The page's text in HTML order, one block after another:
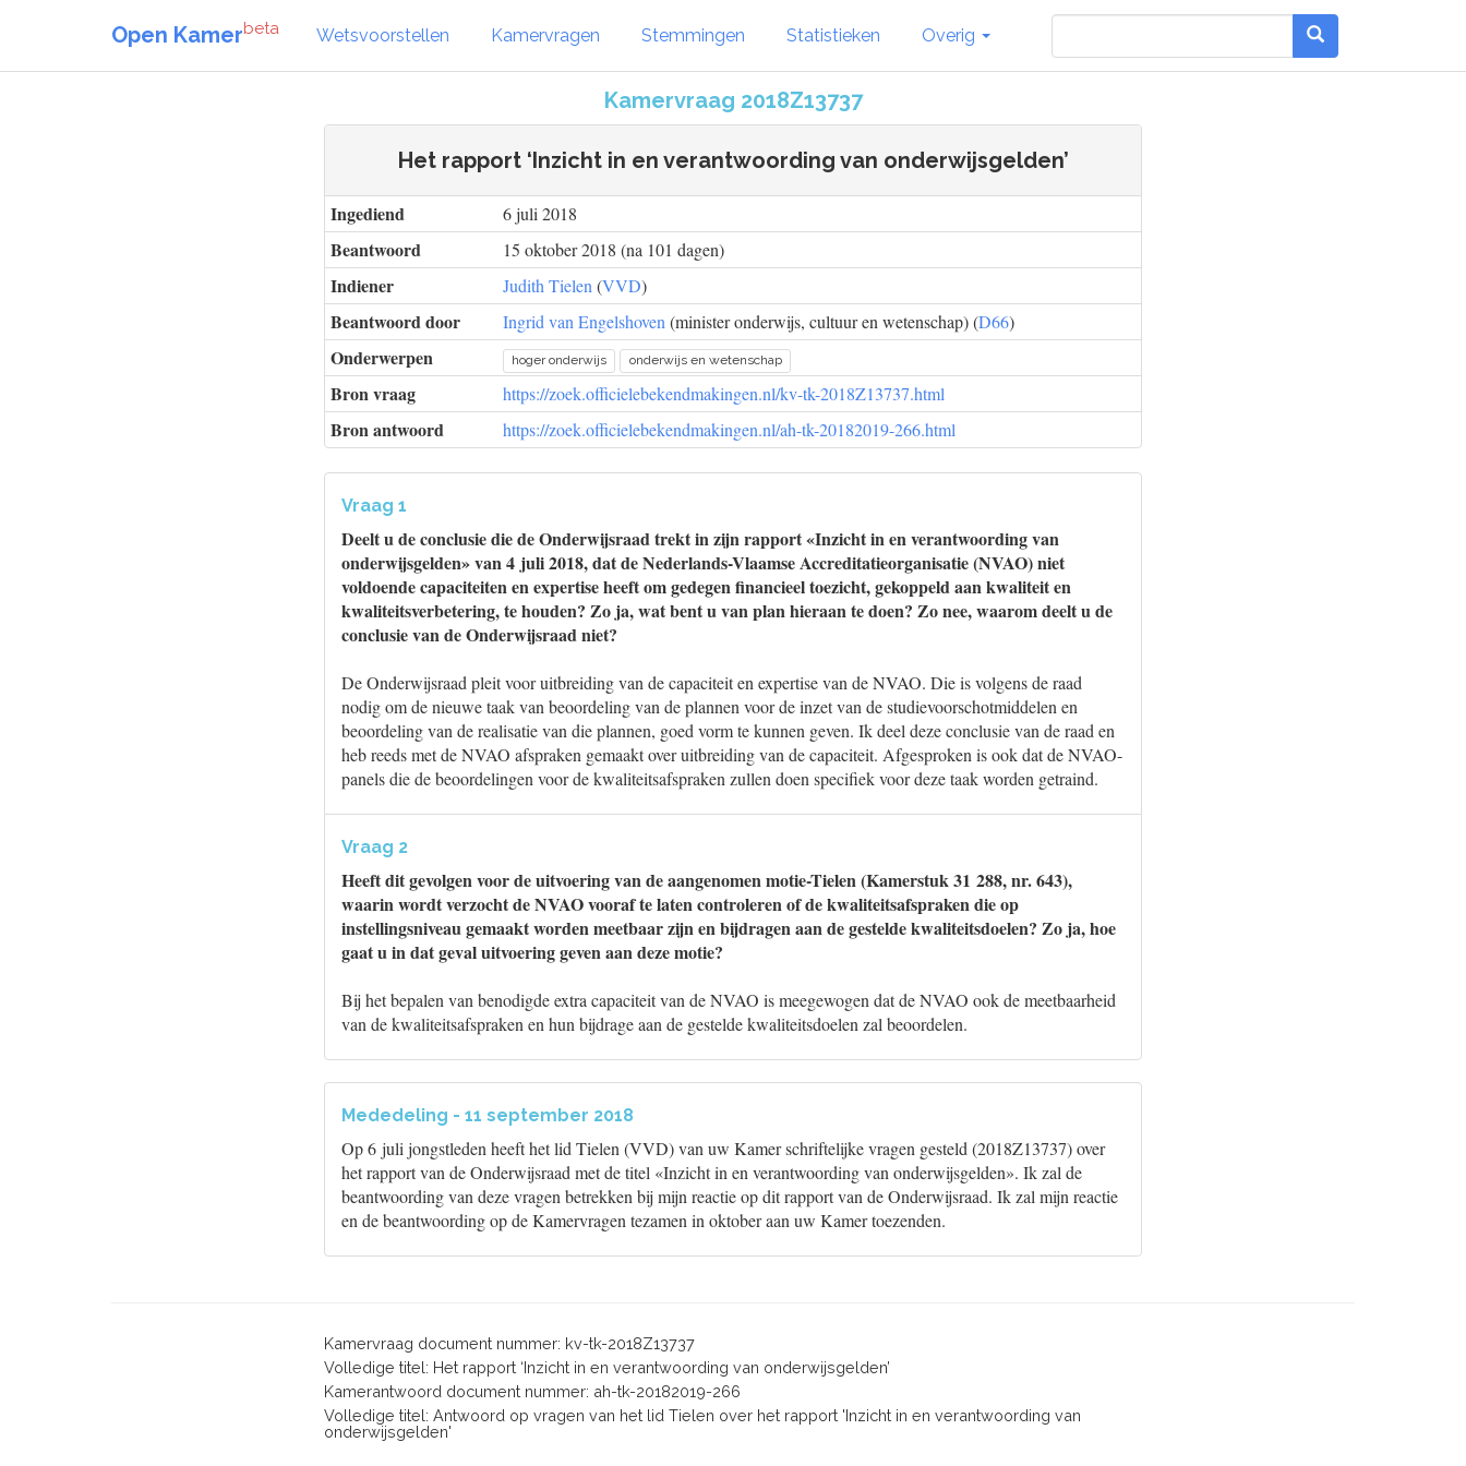
Open Kamerbeta Wetsvoorstellen Kamervragen Stemmingen Statistieken Overig
Kamervraag 2018Z13737
Het rapport ‘Inzicht in en verantwoording van onderwijsgelden’
Ingediend 6 juli 2018
Beantwoord 15 oktober 2018 (na 101 dagen)
Indiener Judith Tielen (VVD)
Beantwoord door Ingrid van Engelshoven (minister onderwijs, cultuur en wetenschap) (D66)
Onderwerpen hoger onderwijs onderwijs en wetenschap
Bron vraag https://zoek.officielebekendmakingen.nl/kv-tk-2018Z13737.html
Bron antwoord https://zoek.officielebekendmakingen.nl/ah-tk-20182019-266.html
Vraag 1
Deelt u de conclusie die de Onderwijsraad trekt in zijn rapport «Inzicht in en verantwoording van
onderwijsgelden» van 4 juli 2018, dat de Nederlands-Vlaamse Accreditatieorganisatie (NVAO) niet
voldoende capaciteiten en expertise heeft om gedegen financieel toezicht, gekoppeld aan kwaliteit en
kwaliteitsverbetering, te houden? Zo ja, wat bent u van plan hieraan te doen? Zo nee, waarom deelt u de
conclusie van de Onderwijsraad niet?
De Onderwijsraad pleit voor uitbreiding van de capaciteit en expertise van de NVAO. Die is volgens de raad
nodig om de nieuwe taak van beoordeling van de plannen voor de inzet van de studievoorschotmiddelen en
beoordeling van de realisatie van die plannen, goed vorm te kunnen geven. Ik deel deze conclusie van de raad en
heb reeds met de NVAO afspraken gemaakt over uitbreiding van de capaciteit. Afgesproken is ook dat de NVAO-
panels die de beoordelingen voor de kwaliteitsafspraken zullen doen specifiek voor deze taak worden getraind.
Vraag 2
Heeft dit gevolgen voor de uitvoering van de aangenomen motie-Tielen (Kamerstuk 31 288, nr. 643),
waarin wordt verzocht de NVAO vooraf te laten controleren of de kwaliteitsafspraken die op
instellingsniveau gemaakt worden meetbaar zijn en bijdragen aan de gestelde kwaliteitsdoelen? Zo ja, hoe
gaat u in dat geval uitvoering geven aan deze motie?
Bij het bepalen van benodigde extra capaciteit van de NVAO is meegewogen dat de NVAO ook de meetbaarheid
van de kwaliteitsafspraken en hun bijdrage aan de gestelde kwaliteitsdoelen zal beoordelen.
Mededeling - 11 september 2018
Op 6 juli jongstleden heeft het lid Tielen (VVD) van uw Kamer schriftelijke vragen gesteld (2018Z13737) over
het rapport van de Onderwijsraad met de titel «Inzicht in en verantwoording van onderwijsgelden». Ik zal de
beantwoording van deze vragen betrekken bij mijn reactie op dit rapport van de Onderwijsraad. Ik zal mijn reactie
en de beantwoording op de Kamervragen tezamen in oktober aan uw Kamer toezenden.
Kamervraag document nummer: kv-tk-2018Z13737
Volledige titel: Het rapport ‘Inzicht in en verantwoording van onderwijsgelden’
Kamerantwoord document nummer: ah-tk-20182019-266
Volledige titel: Antwoord op vragen van het lid Tielen over het rapport 'Inzicht in en verantwoording van
onderwijsgelden'